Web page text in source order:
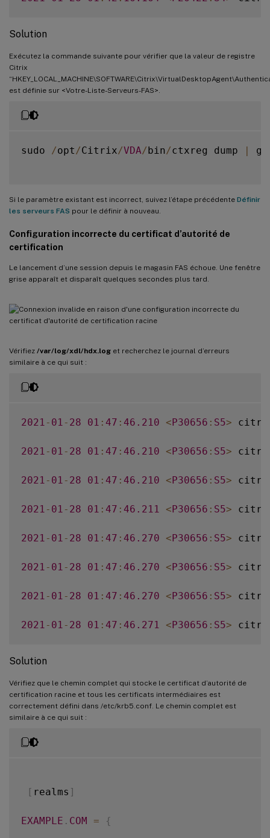
Solution
Exécutez la commande suivante pour vérifier que la valeur de registre
Citrix
est définie sur <Votre-Liste-Serveurs-FAS>.
sudo /opt /Citrix/VDA/bin/ctxreg dump |
Si le paramètre existant est incorrect, suivez l’étape précédente Définir
les serveurs FAS pour le définir à nouveau.
Configuration incorrecte du certificat d’autorité de
certification
Le lancement d’une session depuis le magasin FAS échoue. Une fenêtre
grise apparaît et disparaît quelques secondes plus tard.
Vérifiez /var/log/xdl/hdx.log et recherchez le journal d’erreurs
similaire à ce qui suit :
2021 - 01 - 28 01 : 47 : 46.210 <P30656 : S5>
2021 - 01 - 28 01 : 47 : 46.210 <P30656 : S5>
2021 - 01 - 28 01 : 47 : 46.210 <P30656 : S5>
2021 - 01 - 28 01 : 47 : 46.211 <P30656 : S5>
2021 - 01 - 28 01 : 47 : 46.270 <P30656 : S5>
2021 - 01 - 28 01 : 47 : 46.270 <P30656 : S5>
2021 - 01 - 28 01 : 47 : 46.270 <P30656 : S5>
2021 - 01 - 28 01 : 47 : 46.271 <P30656 : S5>
2021- 01-28 01:47 :46.271 <P30656:S5>
2021-01-28 01 :47: 46.271 <P30656:S5>
2021
Solution
Vérifiez que le chemin complet qui stocke le certificat d’autorité de
certification racine et tous les certificats intermédiaires est
correctement défini dans /etc/krb5.conf. Le chemin complet est
similaire à ce qui suit :
[ realms ]
EXAMPLE . COM = {